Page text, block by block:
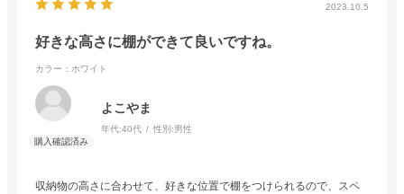
2023.10.5
好きな高さに棚ができて良いですね。
カラー：ホワイト
よこやま
年代:40代 性別:男性
収納物の高さに合わせて、好きな位置で棚をつけられるので、スペ